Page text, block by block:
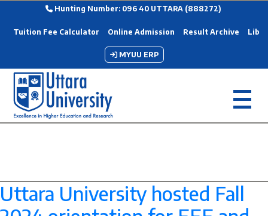
Hunting Number: 096 40 UTTARA (888272)
Tuition Fee Calculator Online Admission Result Archive
MYUU ERP
Uttara University hosted Fall